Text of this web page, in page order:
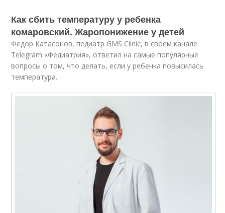
Как сбить температуру у ребенка
комаровский. Жаропонижение у детей
Федор Катасонов, педиатр GMS Clinic, в своем канале
Telegram «Федиатрия», ответил на самые популярные
вопросы о том, что делать, если у ребенка повысилась
температура.